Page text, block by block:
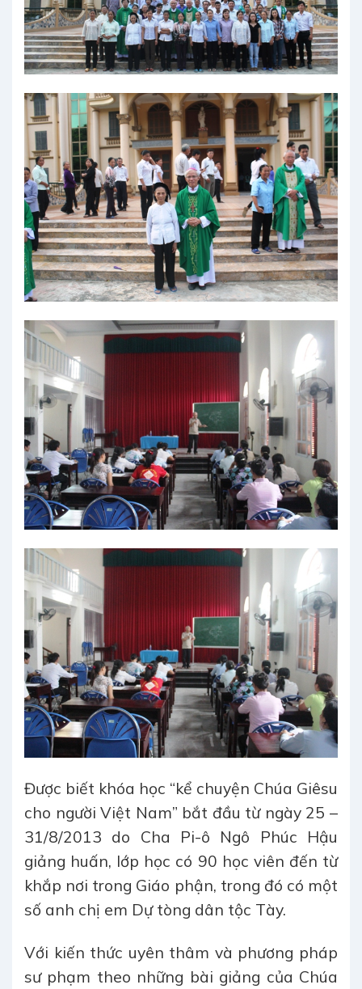
Được biết khóa học “kể chuyện Chúa Giêsu
cho người Việt Nam” bắt đầu từ ngày 25 –
31/8/2013 do Cha Pi-ô Ngô Phúc Hậu
giảng huấn, lớp học có 90 học viên đến từ
khắp nơi trong Giáo phận, trong đó có một
số anh chị em Dự tòng dân tộc Tày.
Với kiến thức uyên thâm và phương pháp
sư phạm theo những bài giảng của Chúa